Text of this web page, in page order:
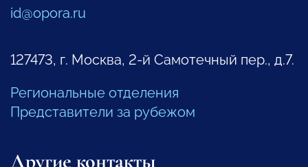
id@opora.ru
127473, г. Москва, 2-й Самотечный пер., д.7.
Региональные отделения
Представители за рубежом
Другие контакты